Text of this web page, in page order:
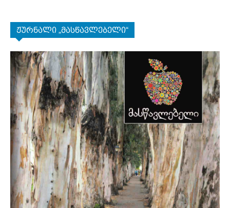
ჟურნალი „მასწავლებელი“